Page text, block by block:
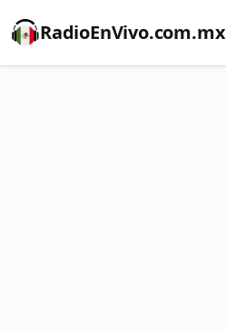
RadioEnVivo.com.mx